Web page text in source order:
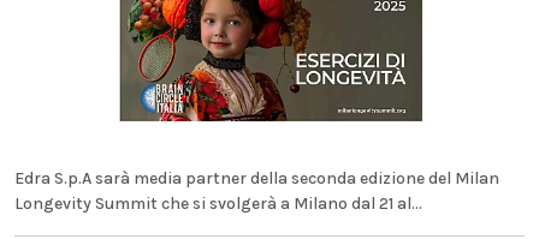
Edra S.p.A sarà media partner della seconda edizione del Milan
Longevity Summit che si svolgerà a Milano dal 21 al...